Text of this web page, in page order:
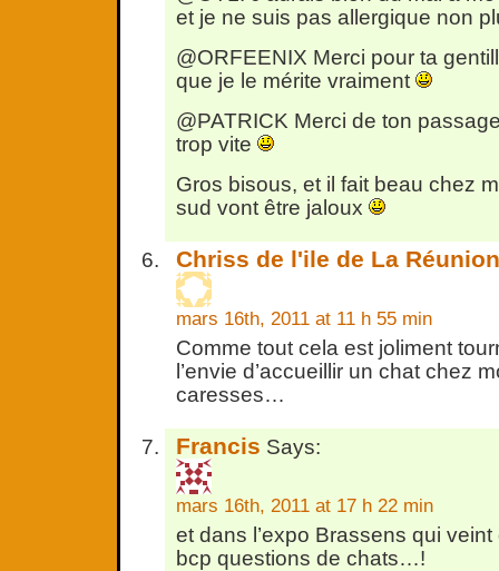
et je ne suis pas allergique non
@ORFEENIX Merci pour ta
que je le mérite vraiment
@PATRICK Merci de ton
trop vite
Gros bisous, et il fait beau chez
sud vont être jaloux
Chriss de l'ile de La Réunion
mars 16th, 2011 at 11 h 55 min
Comme tout cela est joliment
l’envie d’accueillir un chat chez
caresses…
Francis Says:
mars 16th, 2011 at 17 h 22 min
et dans l’expo Brassens qui veint
bcp questions de chats…!